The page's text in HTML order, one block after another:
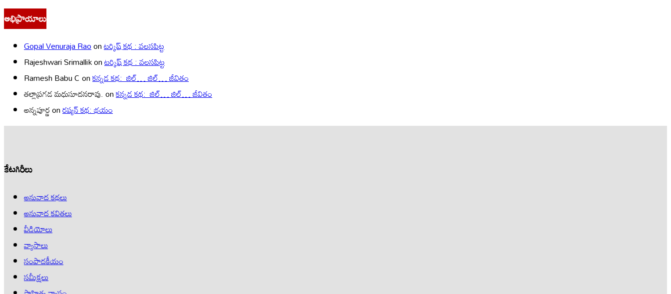
అభిప్రాయాలు
Gopal Venuraja Raoonటర్కిష్ కథ : వలసపిట్ట
Rajeshwari Srimallikonటర్కిష్ కథ : వలసపిట్ట
Ramesh Babu Conకన్నడ కథ: జిల్… జిల్… జీవితం
తల్లాప్రగడ మధుసూదనరావు.onకన్నడ కథ: జిల్… జిల్… జీవితం
అన్నపూర్ణonరష్యన్ కథ: భయం
కేటగిరీలు
అనువాద కథలు
అనువాద కవితలు
వీడియోలు
వ్యాసాలు
సంపాదకీయం
సమీక్షలు